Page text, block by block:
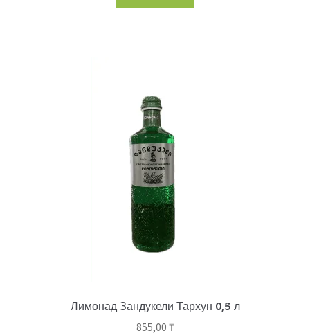
Лимонад Зандукели Тархун 0,5 л
855,00 ₸